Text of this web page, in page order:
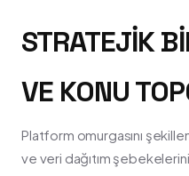
STRATEJIK
VE KONU
Platform omurgasını
ve veri dağıtım